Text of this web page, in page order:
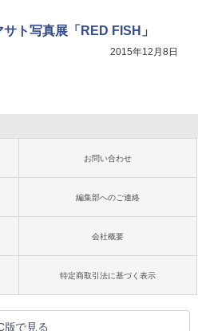
ト写真展「RED FISH」
2015年12月8日
お問い合わせ
編集部へのご連絡
会社概要
特定商取引法に基づく表示
版で見る